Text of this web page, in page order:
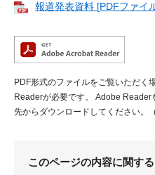
報道発表資料 [PDFファイ
PDF形式のファイルをご覧いただく
Readerが必要です。
Adobe Reader
先からダウンロードしてください。（
このページの内容に関す